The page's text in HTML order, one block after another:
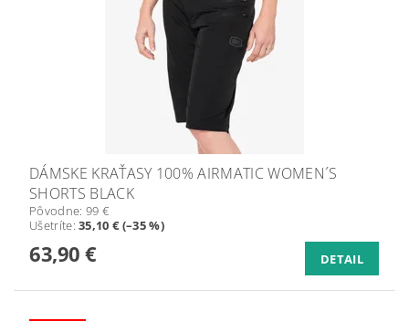
DÁMSKE KRAŤASY 100% AIRMATIC WOMEN´S
SHORTS BLACK
Pôvodne: 99 €
Ušetríte:35,10 € (–35 %)
63,90 € DETAIL